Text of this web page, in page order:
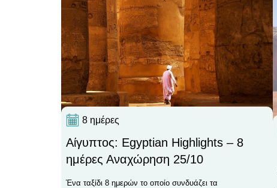
8 ημέρες
Αίγυπτος: Egyptian Highlights – 8
ημέρες Αναχώρηση 25/10
Ένα ταξίδι 8 ημερών το οποίο συνδυάζει τα